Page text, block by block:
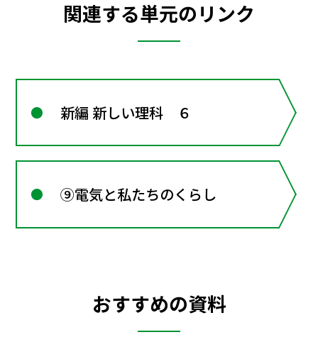
関連する単元のリンク
新編 新しい理科 ６
⑨電気と私たちのくらし
おすすめの資料